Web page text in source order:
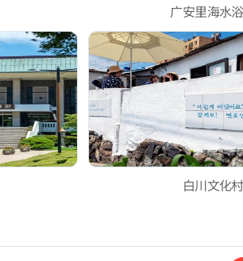
广安里海水
白川文化村